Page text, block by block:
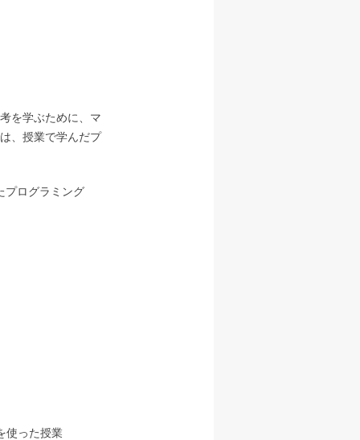
を学ぶために、マ
、授業で学んだプ
プログラミング
使った授業